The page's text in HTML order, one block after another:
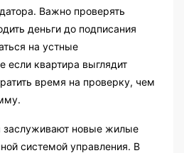
Важно проверять
деньги до подписания
на устные
если квартира выглядит
время на проверку, чем
заслуживают новые жилые
системой управления. В